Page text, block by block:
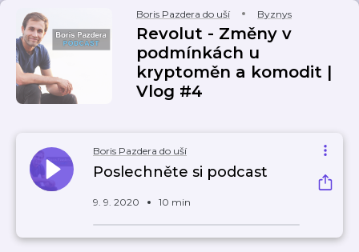
Boris Pazdera do uší Byznys
Revolut - Změny v
podmínkách u
kryptoměn a komodit |
Vlog #4
Boris Pazdera do uší
Poslechněte si podcast
9. 9. 2020 10 min